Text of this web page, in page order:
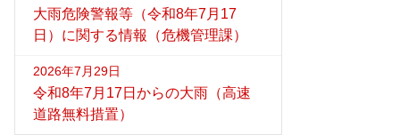
大雨危険警報等（令和8年7月17
日）に関する情報（危機管理課）
2026年7月29日
令和8年7月17日からの大雨（高速
道路無料措置）